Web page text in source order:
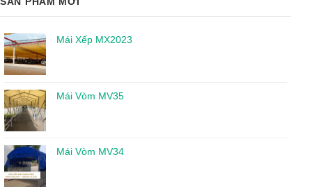
Mái Xếp MX2023
Mái Vòm MV35
Mái Vòm MV34